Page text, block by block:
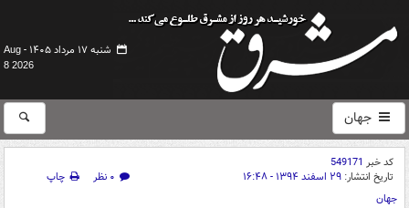
شنبه ۱۷ مرداد ۱۴۰۵ -
Aug
8 2026
جهان
کد خبر 549171
تاریخ انتشار: ۲۹ اسفند ۱۳۹۴ - ۱۶:۴۸ ۰ نظر
چاپ
جهان